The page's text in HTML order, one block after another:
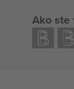
Ako ste